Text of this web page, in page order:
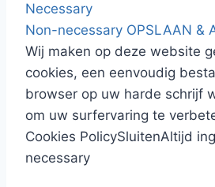
Necessary
Non-necessary OPSLAAN &
Wij maken op deze website
cookies, een eenvoudig
browser op uw harde schrijf
om uw surfervaring te
Cookies PolicySluitenAltijd
necessary